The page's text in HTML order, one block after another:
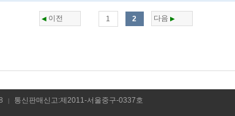
◀이전 1 2 다음 ▶
통신판매신고:제2011-서울중구-0337호